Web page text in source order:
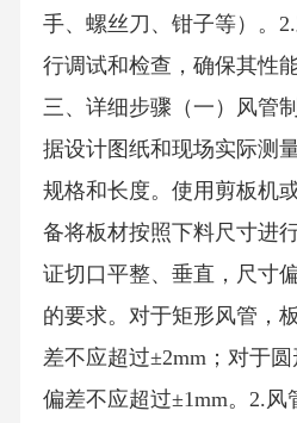
手、螺丝刀、钳子等）。
行调试和检查，确保其性
三、详细步骤（一）风管
据设计图纸和现场实际测
规格和长度。使用剪板机
备将板材按照下料尺寸进
证切口平整、垂直，尺寸
的要求。对于矩形风管，
差不应超过±2mm；对于
偏差不应超过±1mm。2.